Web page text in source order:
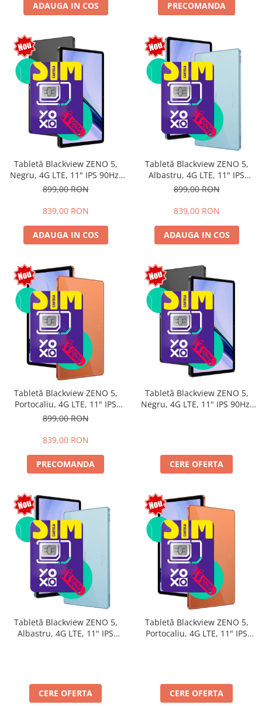
ADAUGA IN COS PRECOMANDA
Tabletă Blackview ZENO 5,
Negru, 4G LTE, 11" IPS 90Hz,
12GB RAM (3GB + 9GB
16, Unisoc T7250, 8300mAh,
SIM
899,00 RON
839,00 RON
ADAUGA IN COS
Tabletă Blackview ZENO 5,
Albastru, 4G LTE, 11" IPS
90Hz, 12GB RAM (3GB + 9GB
16, Unisoc T7250, 8300mAh,
SIM
899,00 RON
839,00 RON
ADAUGA IN COS
Tabletă Blackview ZENO 5,
Portocaliu, 4G LTE, 11" IPS
90Hz, 12GB RAM (3GB + 9GB
16, Unisoc T7250, 8300mAh,
SIM
899,00 RON
839,00 RON
PRECOMANDA
Tabletă Blackview ZENO 5,
Negru, 4G LTE, 11" IPS 90Hz,
SIM
CERE OFERTA
Tabletă Blackview ZENO 5,
Albastru, 4G LTE, 11" IPS
SIM
CERE OFERTA
Tabletă Blackview ZENO 5,
Portocaliu, 4G LTE, 11" IPS
SIM
CERE OFERTA